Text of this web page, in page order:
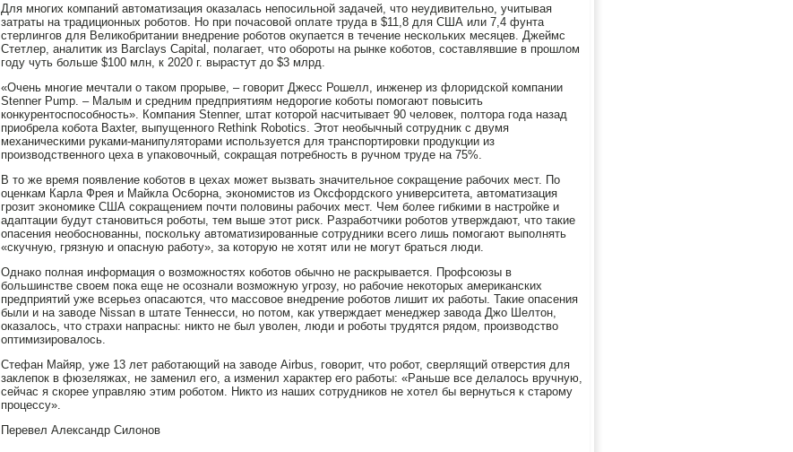
Для многих компаний автоматизация оказалась непосильной задачей, что неудивительно, учитывая
затраты на традиционных роботов. Но при почасовой оплате труда в $11,8 для США или 7,4 фунта
стерлингов для Великобритании внедрение роботов окупается в течение нескольких месяцев. Джеймс
Стетлер, аналитик из Barclays Capital, полагает, что обороты на рынке коботов, составлявшие в прошлом
году чуть больше $100 млн, к 2020 г. вырастут до $3 млрд.
«Очень многие мечтали о таком прорыве, – говорит Джесс Рошелл, инженер из флоридской компании
Stenner Pump. – Малым и средним предприятиям недорогие коботы помогают повысить
конкурентоспособность». Компания Stenner, штат которой насчитывает 90 человек, полтора года назад
приобрела кобота Baxter, выпущенного Rethink Robotics. Этот необычный сотрудник с двумя
механическими руками-манипуляторами используется для транспортировки продукции из
производственного цеха в упаковочный, сокращая потребность в ручном труде на 75%.
В то же время появление коботов в цехах может вызвать значительное сокращение рабочих мест. По
оценкам Карла Фрея и Майкла Осборна, экономистов из Оксфордского университета, автоматизация
грозит экономике США сокращением почти половины рабочих мест. Чем более гибкими в настройке и
адаптации будут становиться роботы, тем выше этот риск. Разработчики роботов утверждают, что такие
опасения необоснованны, поскольку автоматизированные сотрудники всего лишь помогают выполнять
«скучную, грязную и опасную работу», за которую не хотят или не могут браться люди.
Однако полная информация о возможностях коботов обычно не раскрывается. Профсоюзы в
большинстве своем пока еще не осознали возможную угрозу, но рабочие некоторых американских
предприятий уже всерьез опасаются, что массовое внедрение роботов лишит их работы. Такие опасения
были и на заводе Nissan в штате Теннесси, но потом, как утверждает менеджер завода Джо Шелтон,
оказалось, что страхи напрасны: никто не был уволен, люди и роботы трудятся рядом, производство
оптимизировалось.
Стефан Майяр, уже 13 лет работающий на заводе Airbus, говорит, что робот, сверлящий отверстия для
заклепок в фюзеляжах, не заменил его, а изменил характер его работы: «Раньше все делалось вручную,
сейчас я скорее управляю этим роботом. Никто из наших сотрудников не хотел бы вернуться к старому
процессу».
Перевел Александр Силонов